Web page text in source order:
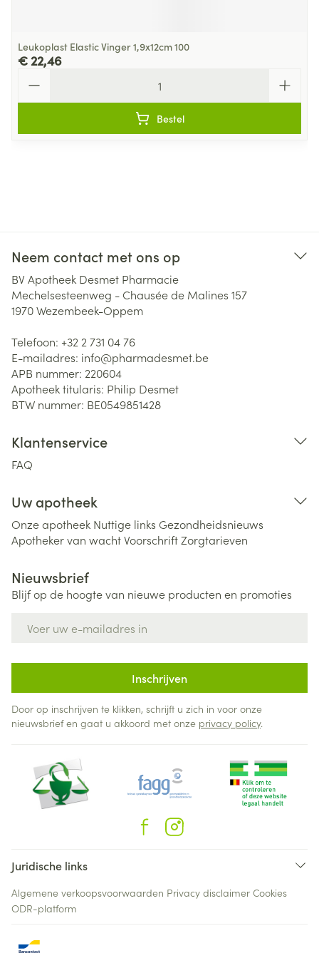
Leukoplast Elastic Vinger 1,9x12cm 100
€ 22,46
Bestel
Neem contact met ons op
BV Apotheek Desmet Pharmacie
Mechelsesteenweg - Chausée de Malines 157
1970Wezembeek-Oppem
Telefoon: +32 2 731 04 76
E-mailadres: info@pharmadesmet.be
APB nummer: 220604
Apotheek titularis: Philip Desmet
BTW nummer: BE0549851428
Klantenservice
FAQ
Uw apotheek
Onze apotheek Nuttige links Gezondheidsnieuws
Apotheker van wachtVoorschriftZorgtarieven
Nieuwsbrief
Blijf op de hoogte van nieuwe producten en promoties
Inschrijven
Door op inschrijven te klikken, schrijft u zich in voor onze
nieuwsbrief en gaat u akkoord met onze privacy policy.
Juridische links
Algemene verkoopsvoorwaarden Privacy disclaimer Cookies
ODR-platform